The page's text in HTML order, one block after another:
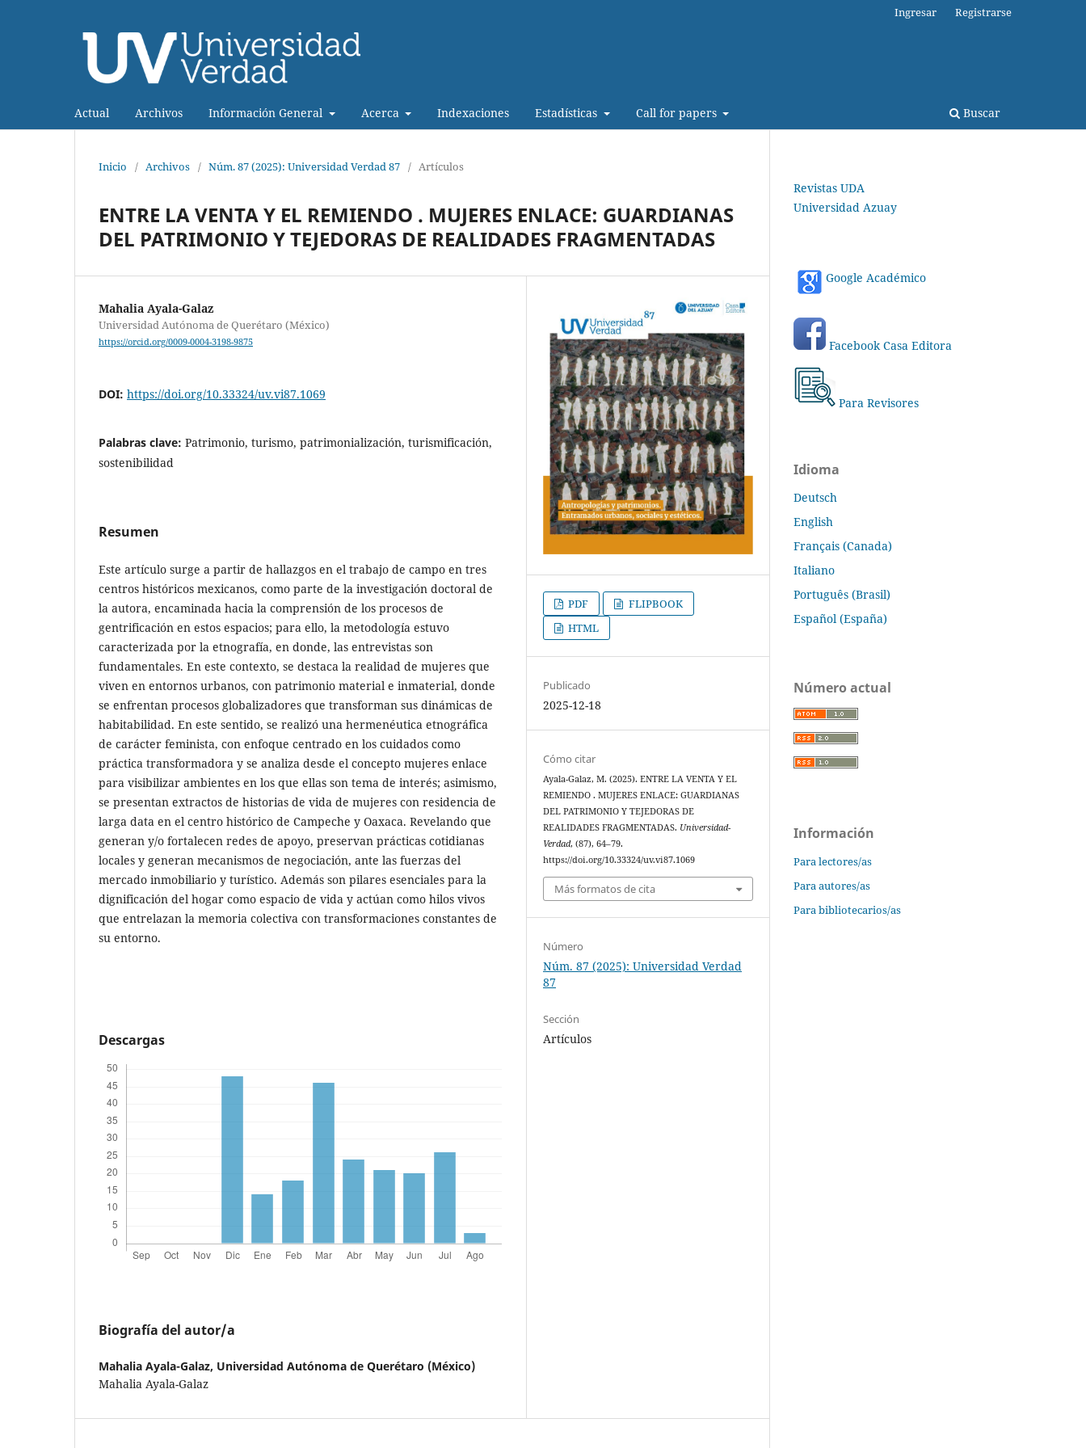
Actual Archivos Información General Acerca Indexaciones Estadísticas Call for papers Buscar
Ingresar Registrarse
Inicio / Archivos / Núm. 87 (2025): Universidad Verdad 87 / Artículos
ENTRE LA VENTA Y EL REMIENDO . MUJERES ENLACE: GUARDIANAS
DEL PATRIMONIO Y TEJEDORAS DE REALIDADES FRAGMENTADAS
Mahalia Ayala-Galaz
Universidad Autónoma de Querétaro (México)
https://orcid.org/0009-0004-3198-9875
DOI: https://doi.org/10.33324/uv.vi87.1069
Palabras clave: Patrimonio, turismo, patrimonialización, turismificación,
sostenibilidad
Resumen
Este artículo surge a partir de hallazgos en el trabajo de campo en tres
centros históricos mexicanos, como parte de la investigación doctoral de
la autora, encaminada hacia la comprensión de los procesos de
gentrificación en estos espacios; para ello, la metodología estuvo
caracterizada por la etnografía, en donde, las entrevistas son
fundamentales. En este contexto, se destaca la realidad de mujeres que
viven en entornos urbanos, con patrimonio material e inmaterial, donde
se enfrentan procesos globalizadores que transforman sus dinámicas de
habitabilidad. En este sentido, se realizó una hermenéutica etnográfica
de carácter feminista, con enfoque centrado en los cuidados como
práctica transformadora y se analiza desde el concepto mujeres enlace
para visibilizar ambientes en los que ellas son tema de interés; asimismo,
se presentan extractos de historias de vida de mujeres con residencia de
larga data en el centro histórico de Campeche y Oaxaca. Revelando que
generan y/o fortalecen redes de apoyo, preservan prácticas cotidianas
locales y generan mecanismos de negociación, ante las fuerzas del
mercado inmobiliario y turístico. Además son pilares esenciales para la
dignificación del hogar como espacio de vida y actúan como hilos vivos
que entrelazan la memoria colectiva con transformaciones constantes de
su entorno.
Descargas
Biografía del autor/a
Mahalia Ayala-Galaz, Universidad Autónoma de Querétaro (México)
Mahalia Ayala-Galaz
PDF
FLIPBOOK
HTML
Publicado
2025-12-18
Cómo citar
Ayala-Galaz, M. (2025). ENTRE LA VENTA Y EL
REMIENDO . MUJERES ENLACE: GUARDIANAS
DEL PATRIMONIO Y TEJEDORAS DE
REALIDADES FRAGMENTADAS. Universidad-
Verdad, (87), 64–79.
https://doi.org/10.33324/uv.vi87.1069
Más formatos de cita
Número
Núm. 87 (2025): Universidad Verdad
87
Sección
Artículos
Revistas UDA
Universidad Azuay
Google Académico
Facebook Casa Editora
Para Revisores
Idioma
Deutsch
English
Français (Canada)
Italiano
Português (Brasil)
Español (España)
Número actual
Información
Para lectores/as
Para autores/as
Para bibliotecarios/as